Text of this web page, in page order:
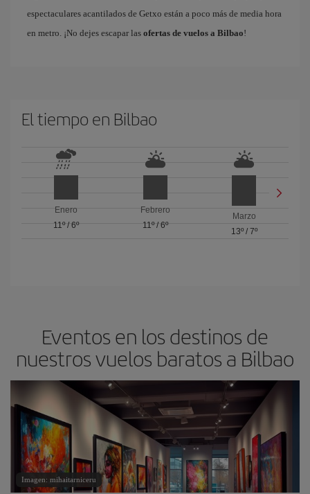
espectaculares acantilados de Getxo están a poco más de media hora
en metro. ¡No dejes escapar las ofertas de vuelos a Bilbao!
El tiempo en Bilbao
Enero
11º/ 6º
Febrero
11º/ 6º
Marzo
13º/ 7º
Eventos en los destinos de
nuestros vuelos baratos a Bilbao
Imagen: mihaitarniceru